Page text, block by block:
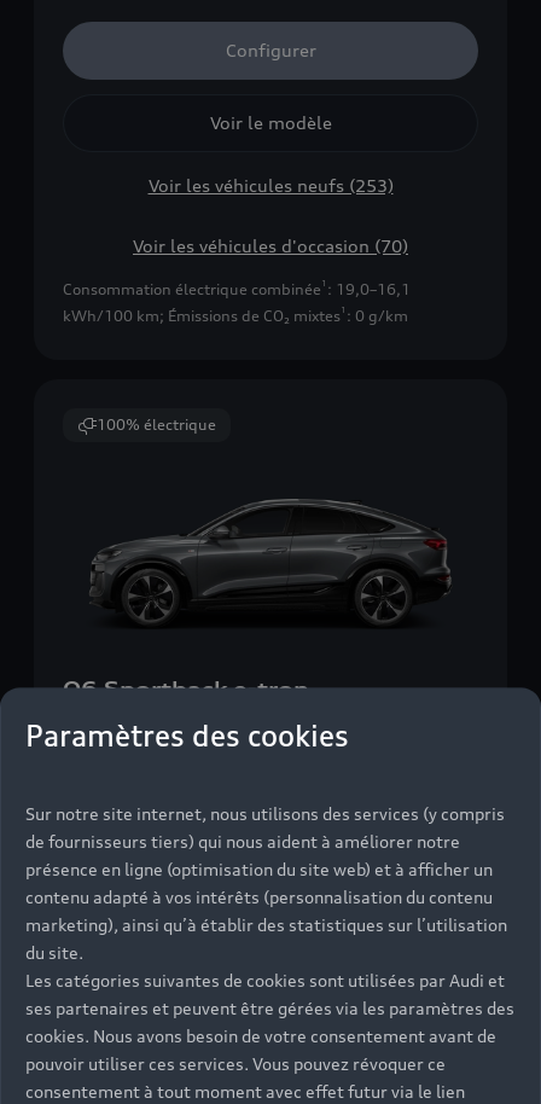
Paramètres des cookies
Sur notre site internet, nous utilisons des services (y compris
de fournisseurs tiers) qui nous aident à améliorer notre
présence en ligne (optimisation du site web) et à afficher un
contenu adapté à vos intérêts (personnalisation du contenu
marketing), ainsi qu’à établir des statistiques sur l’utilisation
du site.
Les catégories suivantes de cookies sont utilisées par Audi et
ses partenaires et peuvent être gérées via les paramètres des
cookies. Nous avons besoin de votre consentement avant de
pouvoir utiliser ces services. Vous pouvez révoquer ce
consentement à tout moment avec effet futur via le lien
Configurer
Voir le modèle
Voir les véhicules neufs (253)
Voir les véhicules d'occasion (70)
Consommation électrique combinée 1 : 19,0–16,1
kWh/100 km; Émissions de CO₂ mixtes1 : 0 g/km
100% électrique
Q6 Sportback e-tron
Comparer
Configurer
Voir le modèle
Voir les véhicules d'occasion (81)
Consommation électrique combinée : 18,3–15,6
kWh/100 km; Émissions de CO₂ mixtes : 0 g/km